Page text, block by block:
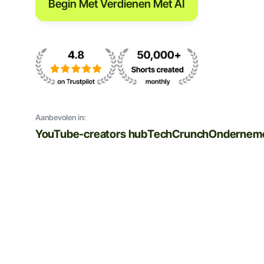
Begin Met Verdienen Met AI
Aanbevolen in:
YouTube-creators hubTechCrunch